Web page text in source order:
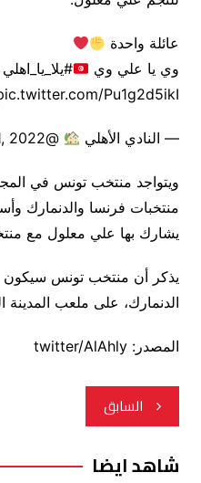
عائلة واحدة
وي يا علي وي
#يلا_يا_اهلي
Pu1g2d5ikI
— ‏النادي الأهلي @AlAhly November 21, 2022
ويتواجد منتخب تونس في
منتخبات فرنسا والدنمارك
يشارك بها علي معلول مع
يذكر أن منتخب تونس سيكون
الدنمارك، على ملعب المدينة
المصدر: twitter/AlAhly
تصفّح
المقالات
السابق
شاهد ايضا